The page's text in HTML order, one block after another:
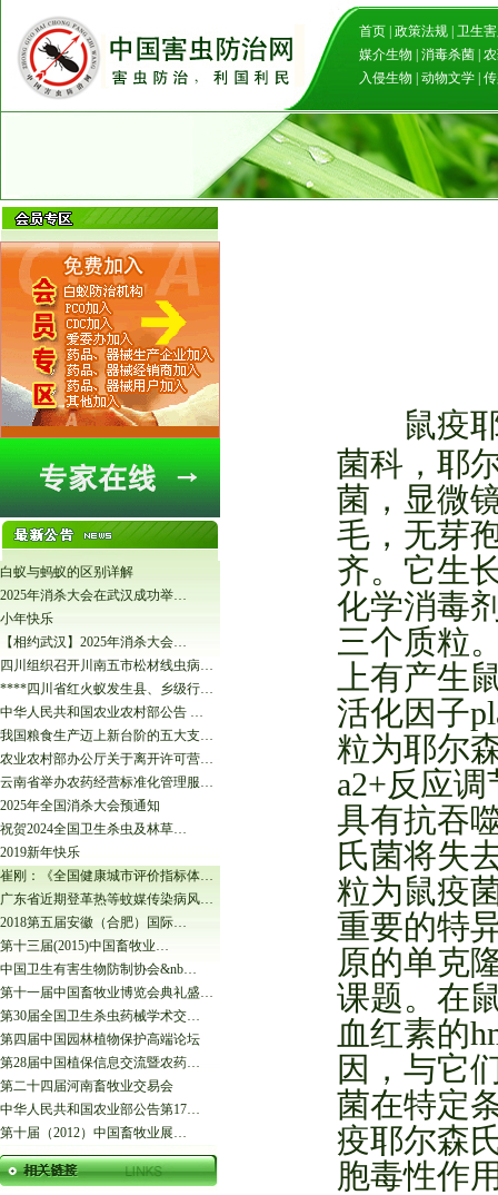
首页 政策法规 卫生
媒介生物
消毒杀菌
入侵生物
动物文学
白蚁与蚂蚁的区别详解
2025年消杀大会在武汉成功举…
小年快乐
【相约武汉】2025年消杀大会…
四川组织召开川南五市松材线虫病…
****四川省红火蚁发生县、乡级行…
中华人民共和国农业农村部公告 …
我国粮食生产迈上新台阶的五大支…
农业农村部办公厅关于离开许可营…
云南省举办农药经营标准化管理服…
2025年全国消杀大会预通知
祝贺2024全国卫生杀虫及林草…
2019新年快乐
崔刚：《全国健康城市评价指标体…
广东省近期登革热等蚊媒传染病风…
2018第五届安徽（合肥）国际…
第十三届(2015)中国畜牧业…
中国卫生有害生物防制协会&nb…
第十一届中国畜牧业博览会典礼盛…
第30届全国卫生杀虫药械学术交…
第四届中国园林植物保护高端论坛
第28届中国植保信息交流暨农药…
第二十四届河南畜牧业交易会
中华人民共和国农业部公告第17…
第十届（2012）中国畜牧业展…
鼠疫
菌科，耶
菌，显微
毛，无芽
齐。它生
化学消毒
三个质粒
上有产生
活化因子
粒为耶尔
a2+反应
具有抗吞
氏菌将失
粒为鼠疫
重要的特
原的单克
课题。在
血红素的
因，与它
菌在特定
疫耶尔森
胞毒性作